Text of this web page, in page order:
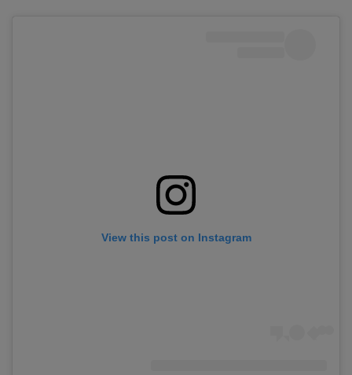
View this post on Instagram